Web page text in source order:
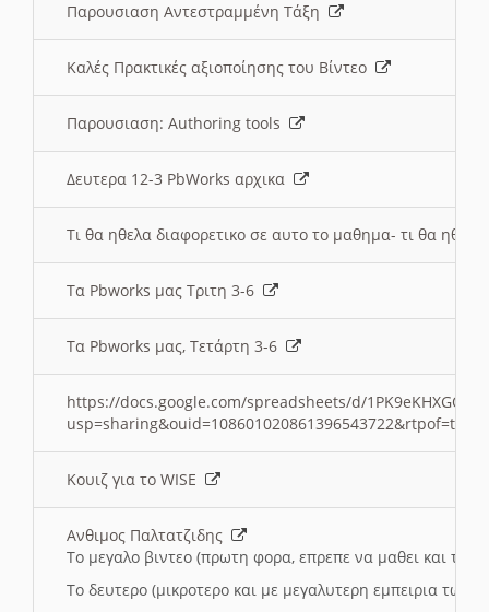
Παρουσιαση Αντεστραμμένη Τάξη
Καλές Πρακτικές αξιοποίησης του Βίντεο
Παρουσιαση: Authoring tools
Δευτερα 12-3 PbWorks αρχικα
Τι θα ηθελα διαφορετικο σε αυτο το μαθημα- τι θα
Τα Pbworks μας Τριτη 3-6
Τα Pbworks μας, Τετάρτη 3-6
https://docs.google.com/spreadsheets/d/
Κουιζ για το WISE
Ανθιμος Παλτατζιδης
Το μεγαλο βιντεο (πρωτη φορα, επρεπε να μαθει και το
Το δευτερο (μικροτερο και με μεγαλυτερη εμπειρια